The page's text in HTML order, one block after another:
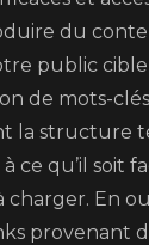
du
public
de mots-
la structure
ce qu’il soit
charger. En
provenant